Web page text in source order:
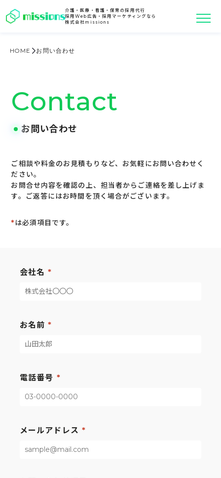
介護・医療・看護・保育の採用代行
採用Web広告・採用マーケティングなら
株式会社missions
HOME お問い合わせ
Contact
お問い合わせ
ご相談や料金のお見積もりなど、お気軽にお問い合わせく
ださい。
お問合せ内容を確認の上、担当者からご連絡を差し上げま
す。ご返答にはお時間を頂く場合がございます。
*は必須項目です。
会社名
お名前
電話番号
メールアドレス